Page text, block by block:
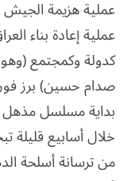
عملية هزيمة الجيش
عملية إعادة بناء
كدولة وكمجتمع
صدام حسين) برز
بداية مسلسل
خلال أسابيع قليلة
من ترسانة أسلحة